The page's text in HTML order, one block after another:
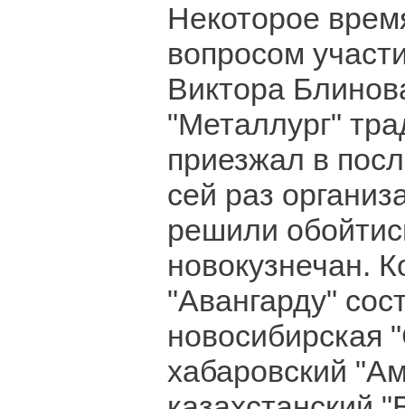
Некоторое
вопросом
Виктора
"Металлург"
приезжал в
сей раз
решили
новокузнечан.
"Авангарду"
новосибирская
хабаровский